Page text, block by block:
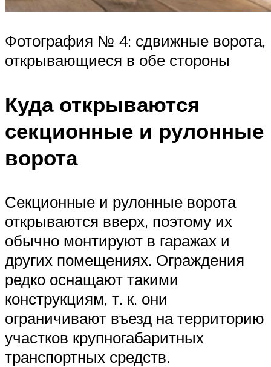
Фотография № 4: сдвижные ворота,
открывающиеся в обе стороны
Куда открываются
секционные и рулонные
ворота
Секционные и рулонные ворота
открываются вверх, поэтому их
обычно монтируют в гаражах и
других помещениях. Ограждения
редко оснащают такими
конструкциям, т. к. они
ограничивают въезд на территорию
участков крупногабаритных
транспортных средств.